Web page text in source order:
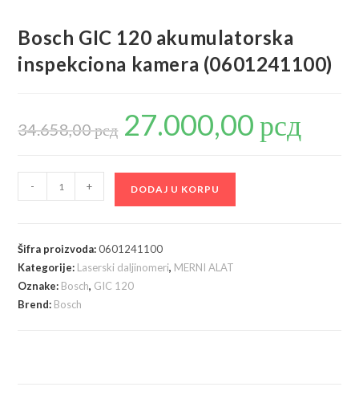
Bosch GIC 120 akumulatorska
inspekciona kamera (0601241100)
34.658,00рсд
Originalna
cena
je
27.000,00рсдje:
GIC
akumulatorska
inspekciona
kamera
(0601241100)
- + DODAJ U KORPU
Šifra proizvoda:0601241100
Kategorije: Laserski daljinomeri, MERNI ALAT
Oznake: Bosch, GIC 120
Brend: Bosch